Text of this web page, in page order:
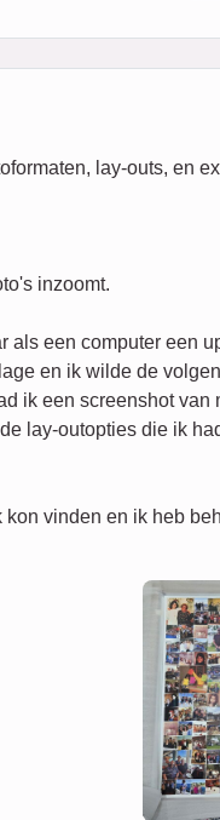
lay-outs, en
inzoomt.
als een computer een
en ik wilde de
ik een screenshot van
lay-outopties die ik
vinden en ik heb